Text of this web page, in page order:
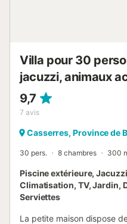
Villa pour 30
jacuzzi, animaux
9,7
7 avis
Casserres, Province de
30 pers. 8 chambres 300
Piscine extérieure,
Climatisation, TV, Jardin,
Serviettes
La petite maison dispose